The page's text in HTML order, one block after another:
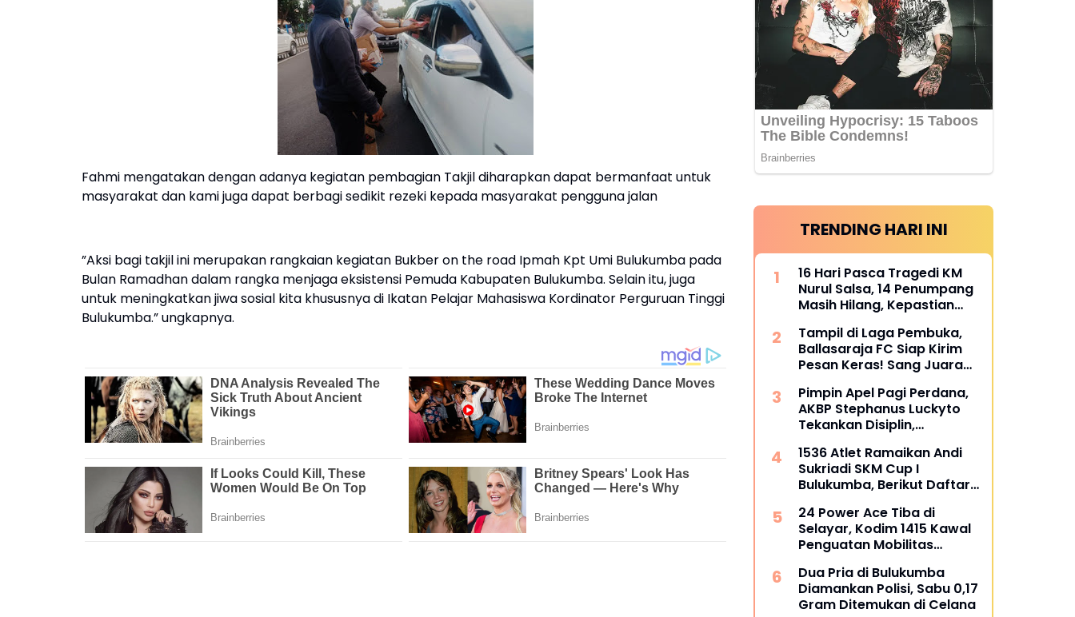
Fahmi mengatakan dengan adanya kegiatan pembagian Takjil diharapkan dapat bermanfaat untuk
masyarakat dan kami juga dapat berbagi sedikit rezeki kepada masyarakat pengguna jalan
”Aksi bagi takjil ini merupakan rangkaian kegiatan Bukber on the road Ipmah Kpt Umi Bulukumba pada
Bulan Ramadhan dalam rangka menjaga eksistensi Pemuda Kabupaten Bulukumba. Selain itu, juga
untuk meningkatkan jiwa sosial kita khususnya di Ikatan Pelajar Mahasiswa Kordinator Perguruan Tinggi
Bulukumba.” ungkapnya.
TRENDING HARI INI
16 Hari Pasca Tragedi KM
Nurul Salsa, 14 Penumpang
Masih Hilang, Kepastian
dipertanyakan
Tampil di Laga Pembuka,
Ballasaraja FC Siap Kirim
Pesan Keras! Sang Juara
Sempurna di Piala
Kemerdekaan Bulukumpa
2026
Pimpin Apel Pagi Perdana,
AKBP Stephanus Luckyto
Tekankan Disiplin,
terhadap Organisasi
1536 Atlet Ramaikan Andi
Sukriadi SKM Cup I
Bulukumba, Berikut Daftar
24 Power Ace Tiba di
Selayar, Kodim 1415 Kawal
Penguatan Mobilitas
Dua Pria di Bulukumba
Diamankan Polisi, Sabu 0,17
Gram Ditemukan di Celana